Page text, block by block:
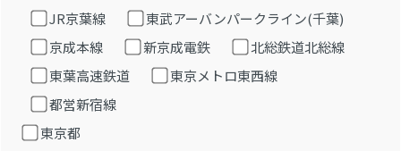
JR京葉線
東武アーバンパークライン(千葉)
京成本線
新京成電鉄
北総鉄道北総線
東葉高速鉄道
東京メトロ東西線
都営新宿線
東京都